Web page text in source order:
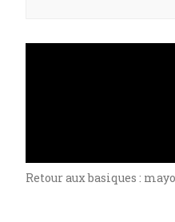
Retour aux basiques :